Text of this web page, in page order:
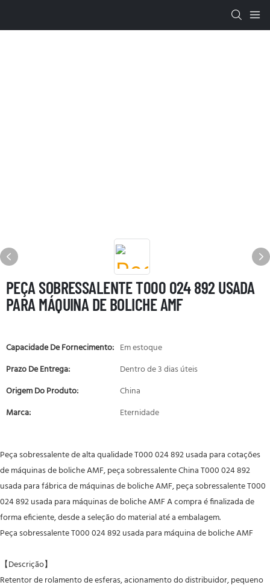
PEÇA SOBRESSALENTE T000 024 892 USADA
PARA MÁQUINA DE BOLICHE AMF
Capacidade De Fornecimento: Em estoque
Prazo De Entrega:
Dentro de 3 dias úteis
Origem Do Produto:
China
Marca:
Eternidade
Peça sobressalente de alta qualidade T000 024 892 usada para cotações
de máquinas de boliche AMF, peça sobressalente China T000 024 892
usada para fábrica de máquinas de boliche AMF, peça sobressalente T000
024 892 usada para máquinas de boliche AMF A compra é finalizada de
forma eficiente, desde a seleção do material até a embalagem.
Peça sobressalente T000 024 892 usada para máquina de boliche AMF
【Descrição】
Retentor de rolamento de esferas, acionamento do distribuidor, pequeno